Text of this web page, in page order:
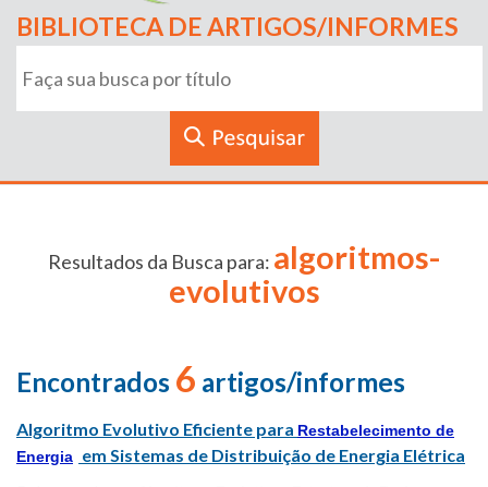
BIBLIOTECA DE ARTIGOS/INFORMES
Resultados da Busca para: algoritmos-
evolutivos
Encontrados 6 artigos/informes
Algoritmo Evolutivo Eficiente para Restabelecimento de
Energia em Sistemas de Distribuição de Energia Elétrica